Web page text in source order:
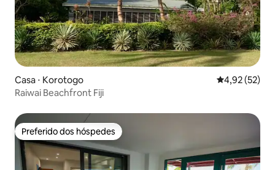
Casa ⋅ Korotogo 4,92 de uma
4,92 (52)
Raiwai Beachfront Fiji
Preferido dos hóspedes
Preferido dos hóspedes